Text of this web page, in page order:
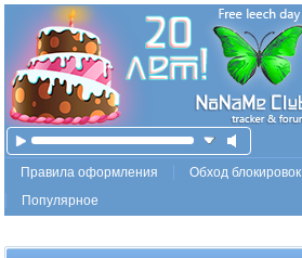
Правила оформления
Обход блокировок
Популярное